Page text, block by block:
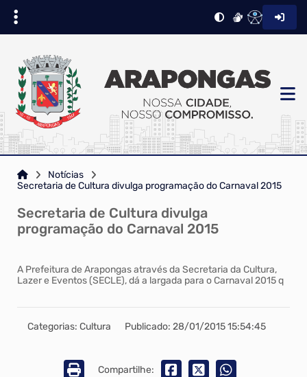
Notícias
Secretaria de Cultura divulga programação do Carnaval 2015
Secretaria de Cultura divulga
programação do Carnaval 2015
A Prefeitura de Arapongas através da Secretaria da Cultura,
Lazer e Eventos (SECLE), dá a largada para o Carnaval 2015 q
Categorias: Cultura Publicado: 28/01/2015 15:54:45
Compartilhe: